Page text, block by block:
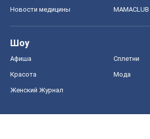
Новости медицины MAMACLUB
Шоу
Афиша Сплетни
Красота Мода
Женский Журнал